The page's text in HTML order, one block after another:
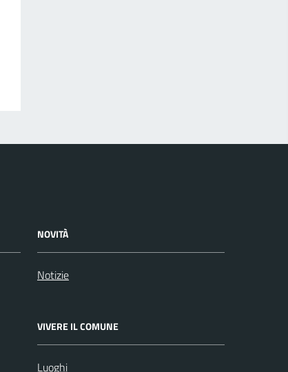
NOVITÀ
Notizie
VIVERE IL COMUNE
Luoghi